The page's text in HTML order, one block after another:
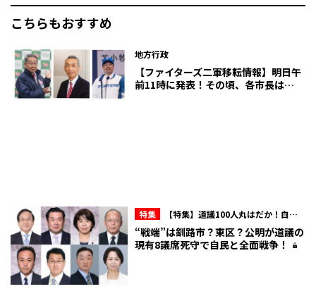
こちらもおすすめ
地方行政
【ファイターズ二軍移転情報】明日午
前11時に発表！その頃、各市長は…
特集
【特集】道議100人丸はだか！自民
会派内のマル秘情報を赤裸々に！北海道議
会“ここだけの話”
“戦端”は釧路市？東区？公明が道議の
現有8議席死守で自民と全面戦争！